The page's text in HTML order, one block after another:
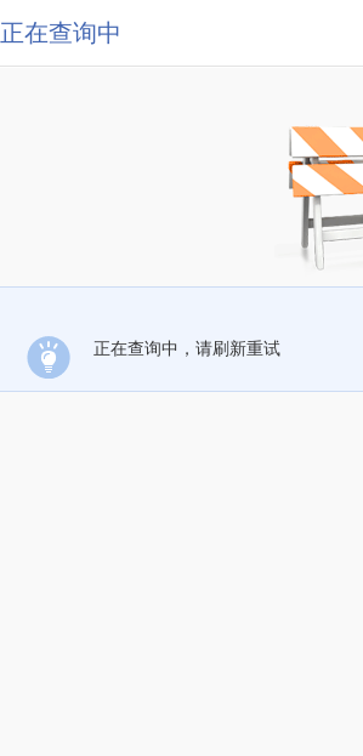
正在查询中
正在查询中，请刷新重试